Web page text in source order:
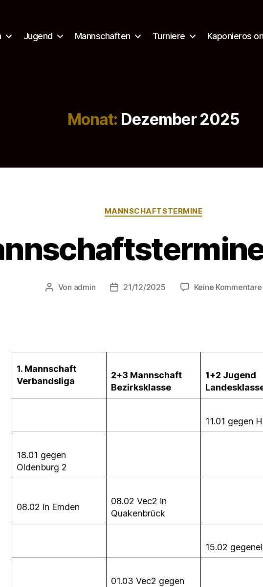
Jugend Mannschaften Turniere Kaponieros
Monat: Dezember 2025
Kategorien
MANNSCHAFTSTERMINE
Beitragsautor
Von admin Beitragsdatum
21/12/2025 Keine Kommentare
1. Mannschaft
Verbandsliga
2+3 Mannschaft
Bezirksklasse
1+2 Jugend
11.01 gegen
18.01 gegen
Oldenburg 2
08.02 in Emden
08.02 Vec2 in
Quakenbrück
15.02
01.03 Vec2 gegen